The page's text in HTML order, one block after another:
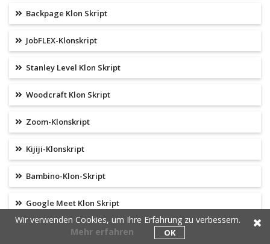
Backpage Klon Skript
JobFLEX-Klonskript
Stanley Level Klon Skript
Woodcraft Klon Skript
Zoom-Klonskript
Kijiji-Klonskript
Bambino-Klon-Skript
Google Meet Klon Skript
Webex-Klonskript
Wir verwenden Cookies, um Ihre Erfahrung zu verbessern.
Mehr erfahren
OK